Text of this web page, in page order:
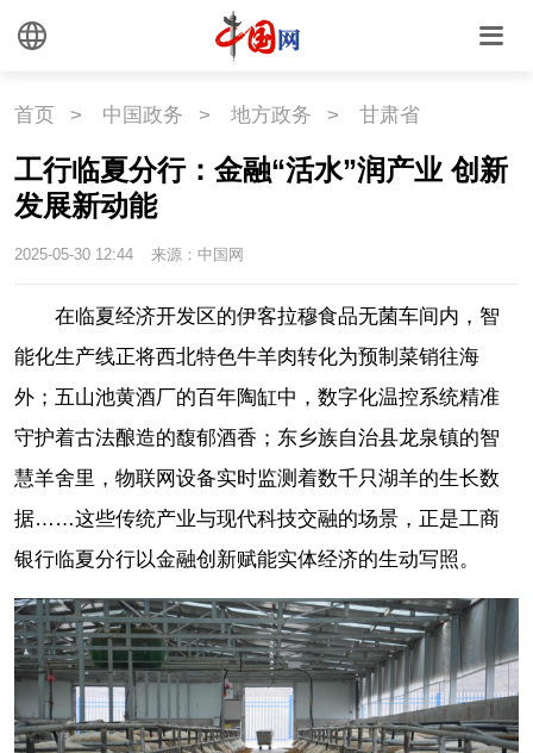
首页 > 中国政务 > 地方政务 > 甘肃省
​工行临夏分行：金融“活水”润产业 创新
发展新动能
2025-05-30 12:44 来源：中国网
在临夏经济开发区的伊客拉穆食品无菌车间内，智
能化生产线正将西北特色牛羊肉转化为预制菜销往海
外；五山池黄酒厂的百年陶缸中，数字化温控系统精准
守护着古法酿造的馥郁酒香；东乡族自治县龙泉镇的智
慧羊舍里，物联网设备实时监测着数千只湖羊的生长数
据……这些传统产业与现代科技交融的场景，正是工商
银行临夏分行以金融创新赋能实体经济的生动写照。